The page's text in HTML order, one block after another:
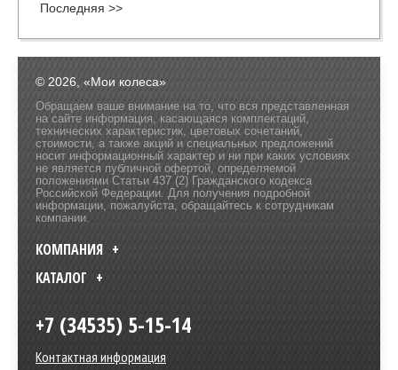
Последняя >>
© 2026, «Мои колеса»
Обращаем ваше внимание на то, что вся представленная
на сайте информация, касающаяся комплектаций,
технических характеристик, цветовых сочетаний,
стоимости, а также акций и специальных предложений
носит информационный характер и ни при каких условиях
не является публичной офертой, определяемой
положениями Статьи 437 (2) Гражданского кодекса
Российской Федерации. Для получения подробной
информации, пожалуйста, обращайтесь к сотрудникам
компании.
КОМПАНИЯ
КАТАЛОГ
+7 (34535) 5-15-14
Контактная информация